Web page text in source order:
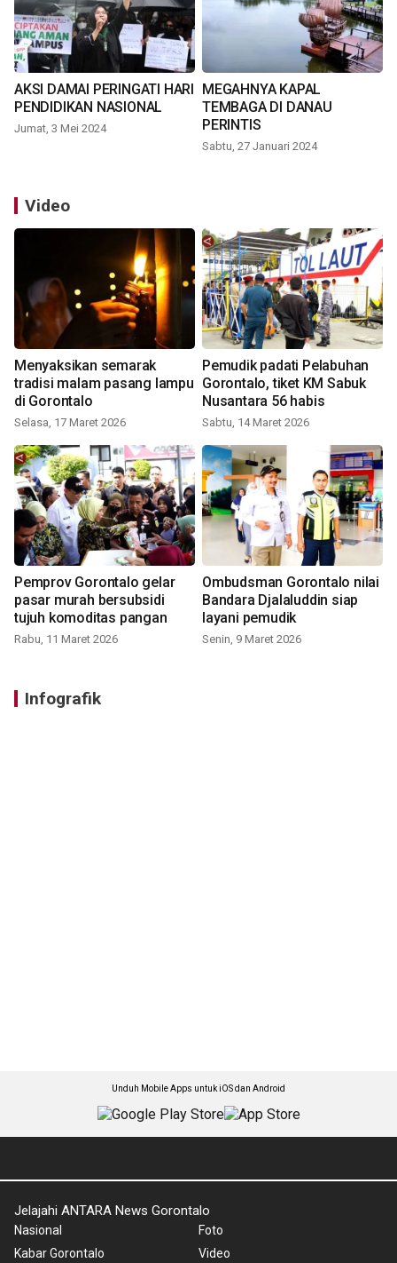
AKSI DAMAI PERINGATI HARI
PENDIDIKAN NASIONAL
Jumat, 3 Mei 2024
MEGAHNYA KAPAL
TEMBAGA DI DANAU
PERINTIS
Sabtu, 27 Januari 2024
Video
Menyaksikan semarak
tradisi malam pasang lampu
di Gorontalo
Selasa, 17 Maret 2026
Pemudik padati Pelabuhan
Gorontalo, tiket KM Sabuk
Nusantara 56 habis
Sabtu, 14 Maret 2026
Pemprov Gorontalo gelar
pasar murah bersubsidi
tujuh komoditas pangan
Rabu, 11 Maret 2026
Ombudsman Gorontalo nilai
Bandara Djalaluddin siap
layani pemudik
Senin, 9 Maret 2026
Infografik
Unduh Mobile Apps untuk iOS dan Android
Jelajahi ANTARA News Gorontalo
Nasional
Kabar Gorontalo
Foto
Video